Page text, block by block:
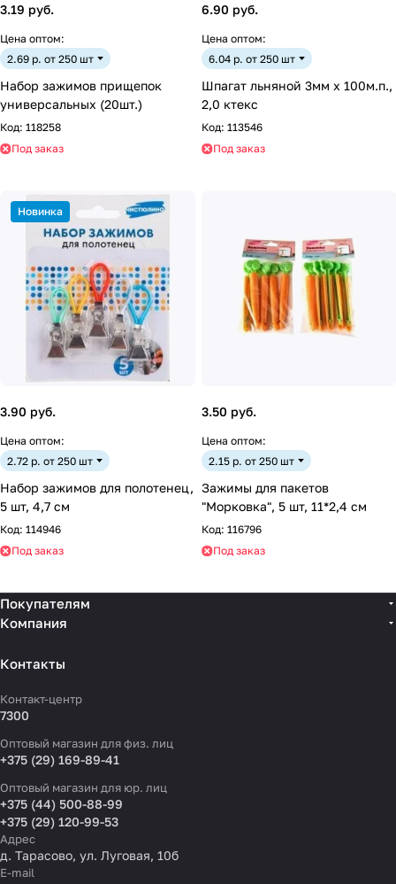
3.19 руб.
Цена оптом:
2.69 р. от 250 шт
Набор зажимов прищепок
универсальных (20шт.)
Код: 118258
Под заказ
6.90 руб.
Цена оптом:
6.04 р. от 250 шт
Шпагат льняной 3мм х 100м.п.,
2,0 ктекс
Код: 113546
Под заказ
Новинка
3.90 руб.
Цена оптом:
2.72 р. от 250 шт
Набор зажимов для полотенец,
5 шт, 4,7 см
Код: 114946
Под заказ
3.50 руб.
Цена оптом:
2.15 р. от 250 шт
Зажимы для пакетов
"Морковка", 5 шт, 11*2,4 см
Код: 116796
Под заказ
Покупателям
Компания
Контакты
Контакт-центр
7300
Оптовый магазин для физ. лиц
+375 (29) 169-89-41
Оптовый магазин для юр. лиц
+375 (44) 500-88-99
+375 (29) 120-99-53
Адрес
д. Тарасово, ул. Луговая, 10б
E-mail